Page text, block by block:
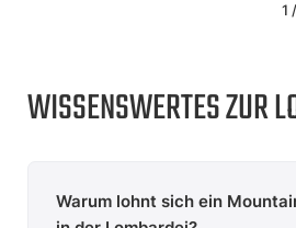
1 /
WISSENSWERTES ZUR
Warum lohnt sich ein